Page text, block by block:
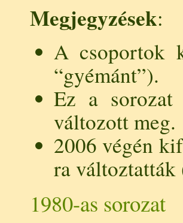
Megjegyzések:
A csoportok
“gyémánt”).
Ez a
változott meg.
2006 végén
ra változtatták
1980-as sorozat